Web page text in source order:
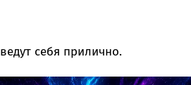
себя прилично.